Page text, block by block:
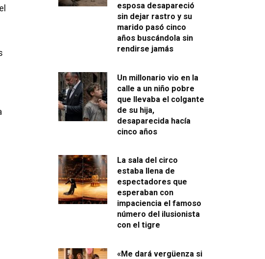
esposa desapareció
sin dejar rastro y su
marido pasó cinco
años buscándola sin
rendirse jamás
Un millonario vio en la
calle a un niño pobre
que llevaba el colgante
de su hija,
desaparecida hacía
cinco años
La sala del circo
estaba llena de
espectadores que
esperaban con
impaciencia el famoso
número del ilusionista
con el tigre
«Me dará vergüenza si